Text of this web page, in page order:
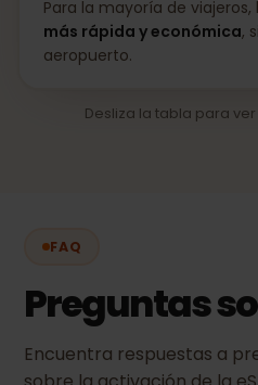
Para la mayoría de viajeros,
más rápida y económica,
aeropuerto.
Desliza la tabla para
FAQ
Preguntas
Encuentra respuestas a